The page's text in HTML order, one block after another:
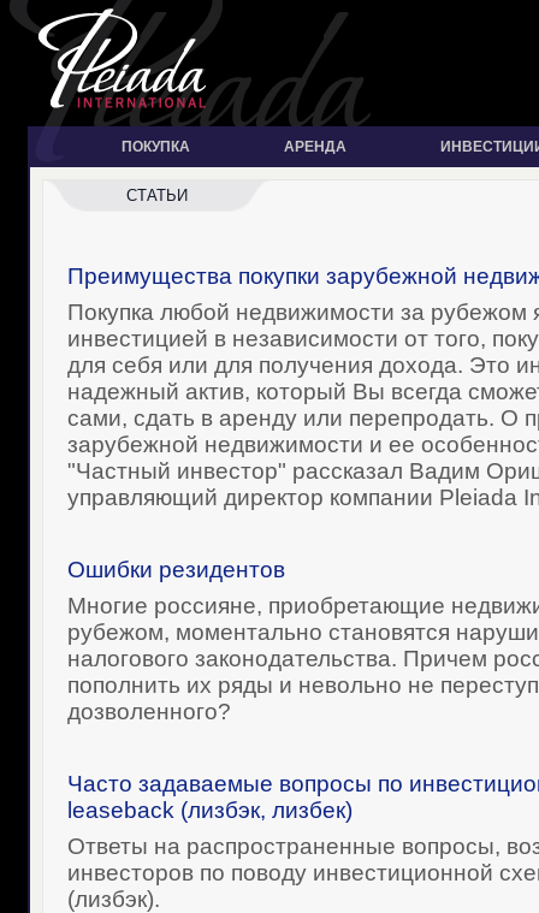
ПОКУПКА АРЕНДА
СТАТЬИ
Преимущества покупки зарубежной
Покупка любой недвижимости за рубежом
инвестицией в независимости от того,
для себя или для получения дохода. Это
надежный актив, который Вы всегда
сами, сдать в аренду или перепродать. О
зарубежной недвижимости и ее
"Частный инвестор" рассказал Вадим
управляющий директор компании Pleiada
Ошибки резидентов
Многие россияне, приобретающие
рубежом, моментально становятся
налогового законодательства. Причем
пополнить их ряды и невольно не
дозволенного?
Часто задаваемые вопросы по
leaseback (лизбэк, лизбек)
Ответы на распространенные вопросы,
инвесторов по поводу инвестиционной
(лизбэк).